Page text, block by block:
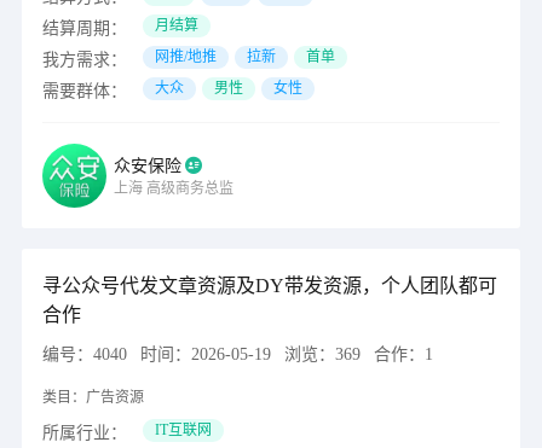
结算周期： 月结算
我方需求： 网推/地推 拉新 首单
需要群体： 大众 男性 女性
众安保险
上海 高级商务总监
寻公众号代发文章资源及DY带发资源，个人团队都可
合作
编号： 4040 时间： 2026-05-19 浏览： 369 合作： 1
类目： 广告资源
所属行业： IT互联网